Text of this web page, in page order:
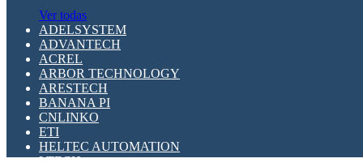
Ver todas
ADELSYSTEM
ADVANTECH
ACREL
ARBOR TECHNOLOGY
ARESTECH
BANANA PI
CNLINKO
ETI
HELTEC AUTOMATION
LTECH